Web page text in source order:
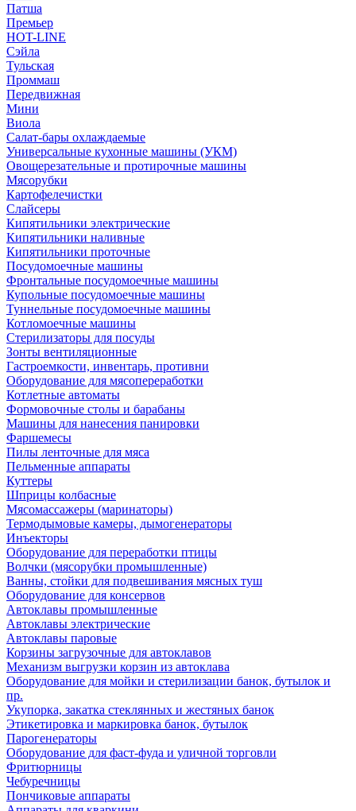
Патша
Премьер
HOT-LINE
Сэйла
Тульская
Проммаш
Передвижная
Мини
Виола
Салат-бары охлаждаемые
Универсальные кухонные машины (УКМ)
Овощерезательные и протирочные машины
Мясорубки
Картофелечистки
Слайсеры
Кипятильники электрические
Кипятильники наливные
Кипятильники проточные
Посудомоечные машины
Фронтальные посудомоечные машины
Купольные посудомоечные машины
Туннельные посудомоечные машины
Котломоечные машины
Стерилизаторы для посуды
Зонты вентиляционные
Гастроемкости, инвентарь, противни
Оборудование для мясопереработки
Котлетные автоматы
Формовочные столы и барабаны
Машины для нанесения панировки
Фаршемесы
Пилы ленточные для мяса
Пельменные аппараты
Куттеры
Шприцы колбасные
Мясомассажеры (маринаторы)
Термодымовые камеры, дымогенераторы
Инъекторы
Оборудование для переработки птицы
Волчки (мясорубки промышленные)
Ванны, стойки для подвешивания мясных туш
Оборудование для консервов
Автоклавы промышленные
Автоклавы электрические
Автоклавы паровые
Корзины загрузочные для автоклавов
Механизм выгрузки корзин из автоклава
Оборудование для мойки и стерилизации банок, бутылок и
пр.
Укупорка, закатка стеклянных и жестяных банок
Этикетировка и маркировка банок, бутылок
Парогенераторы
Оборудование для фаст-фуда и уличной торговли
Фритюрницы
Чебуречницы
Пончиковые аппараты